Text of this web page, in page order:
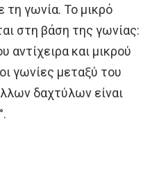
τη γωνία. Το μικρό
στη βάση της γωνίας:
αντίχειρα και μικρού
γωνίες μεταξύ του
δαχτύλων είναι